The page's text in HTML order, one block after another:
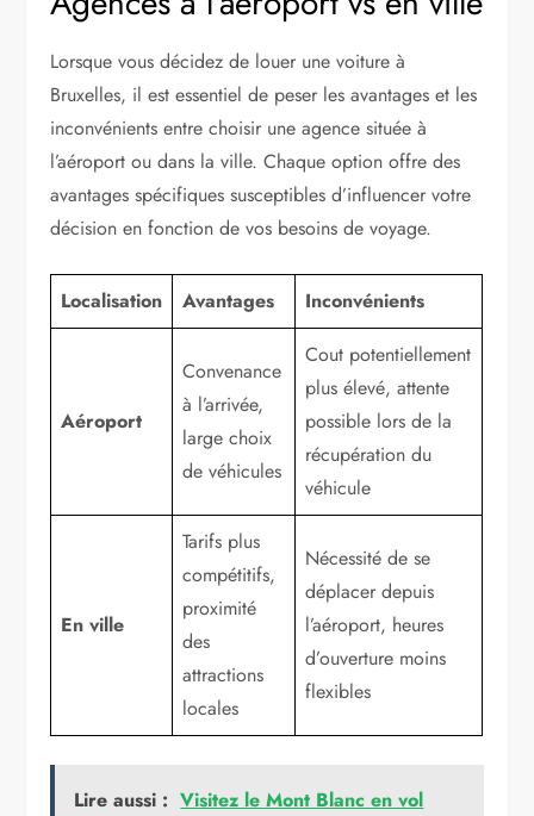
Lorsque vous décidez de louer une voiture à
Bruxelles, il est essentiel de peser les avantages et les
inconvénients entre choisir une agence située à
l’aéroport ou dans la ville. Chaque option offre des
avantages spécifiques susceptibles d’influencer votre
décision en fonction de vos besoins de voyage.
Localisation Avantages Inconvénients
Aéroport
Convenance
à l’arrivée,
large choix
de véhicules
Cout potentiellement
plus élevé, attente
possible lors de la
récupération du
véhicule
En ville
Tarifs plus
compétitifs,
proximité
des
attractions
locales
Nécessité de se
déplacer depuis
l’aéroport, heures
d’ouverture moins
flexibles
Lire aussi : Visitez le Mont Blanc en vol